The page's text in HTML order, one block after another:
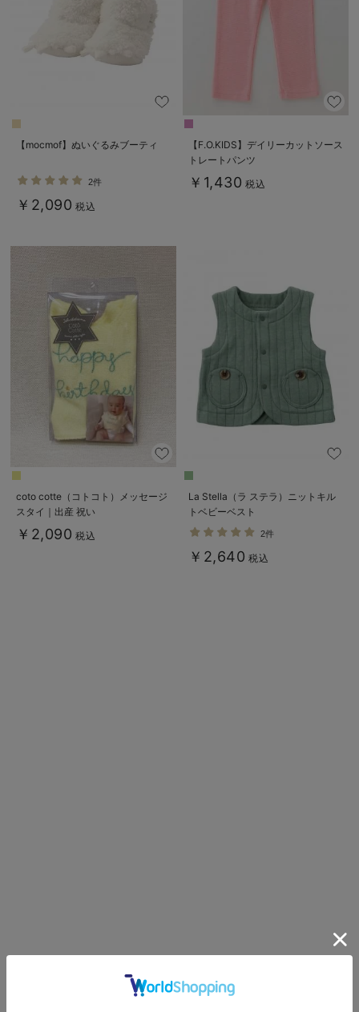
【mocmof】ぬいぐるみブーティ
2件
￥2,090 税込
【F.O.KIDS】デイリーカットソース
トレートパンツ
￥1,430 税込
coto cotte（コトコト）メッセージ
スタイ｜出産 祝い
￥2,090 税込
La Stella（ラ ステラ）ニットキル
トベビーベスト
2件
￥2,640 税込